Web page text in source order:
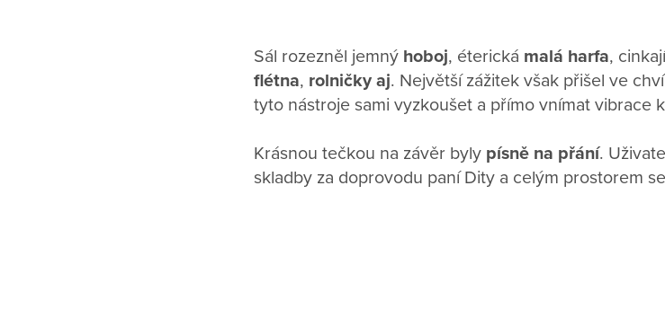
Sál rozezněl jemný hoboj, éterická malá harfa,
flétna, rolničky aj. Největší zážitek však přišel ve
tyto nástroje sami vyzkoušet a přímo vnímat vibrace
Krásnou tečkou na závěr byly písně na přání.
skladby za doprovodu paní Dity a celým prostorem